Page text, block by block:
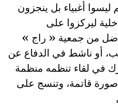
ليسوا أغبياء بل ينجزون
ليركزوا على
من جمعية « راج »
أو ناشط في الدفاع عن
في لقاء تنظمه منظمة
قاتمة، وتنسج على